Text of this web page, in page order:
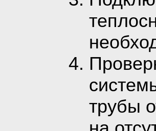
трубы